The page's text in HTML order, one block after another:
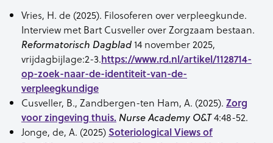
Vries, H. de (2025). Filosoferen over verpleegkunde.
Interview met Bart Cusveller over Zorgzaam bestaan.
Reformatorisch Dagblad 14 november 2025,
vrijdagbijlage:2-3.https://www.rd.nl/artikel/1128714-
op-zoek-naar-de-identiteit-van-de-
verpleegkundige
Cusveller, B., Zandbergen-ten Ham, A. (2025). Zorg
voor zingeving thuis. Nurse Academy O&T4:48-52.
Jonge, de, A. (2025) Soteriological Views of